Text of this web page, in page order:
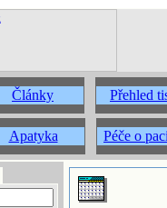
Články Přehled
Apatyka Péče o